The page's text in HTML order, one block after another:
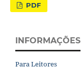
PDF
INFORMAÇÕES
Para Leitores